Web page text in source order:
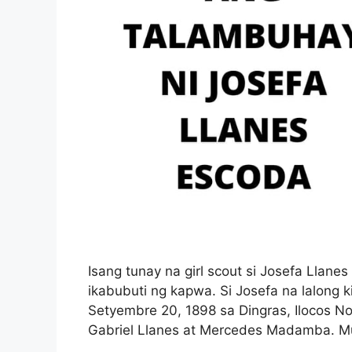
Isang tunay na girl scout si Josefa
ikabubuti ng kapwa. Si Josefa na lalong
Setyembre 20, 1898 sa Dingras, Ilocos
Gabriel Llanes at Mercedes Madamba.